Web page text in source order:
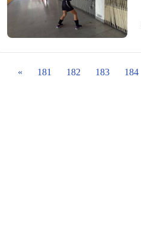
«
181 182 183 184